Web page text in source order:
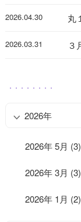
2026.04.30 丸
2026.03.31 ３
2026年
2026年 5月 (3)
2026年 3月 (3)
2026年 1月 (2)